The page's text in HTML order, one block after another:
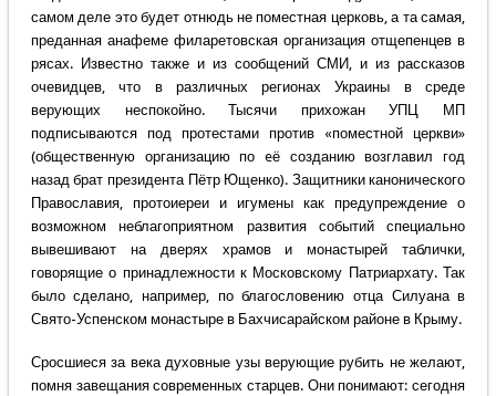
самом деле это будет отнюдь не поместная церковь, а та самая,
преданная анафеме филаретовская организация отщепенцев в
рясах. Известно также и из сообщений СМИ, и из рассказов
очевидцев, что в различных регионах Украины в среде
верующих неспокойно. Тысячи прихожан УПЦ МП
подписываются под протестами против «поместной церкви»
(общественную организацию по eё созданию возглавил год
назад брат президента Пётр Ющенко). Защитники канонического
Православия, протоиереи и игумены как предупреждение о
возможном неблагоприятном развития событий специально
вывешивают на дверях храмов и монастырей таблички,
говорящие о принадлежности к Московскому Патриархату. Так
было сделано, например, по благословению отца Силуана в
Свято-Успенском монастыре в Бахчисарайском районе в Крыму.
Сросшиеся за века духовные узы верующие рубить не желают,
помня завещания современных старцев. Они понимают: сегодня